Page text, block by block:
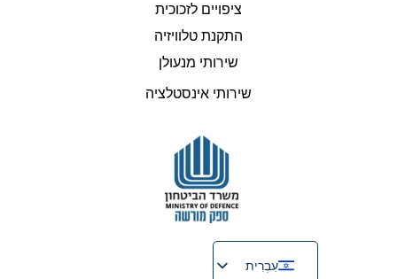
ציפויים לזכוכית
התקנת טלוויזיה
שירותי מנעולן
שירותי אינסטלציה
עִבְרִית